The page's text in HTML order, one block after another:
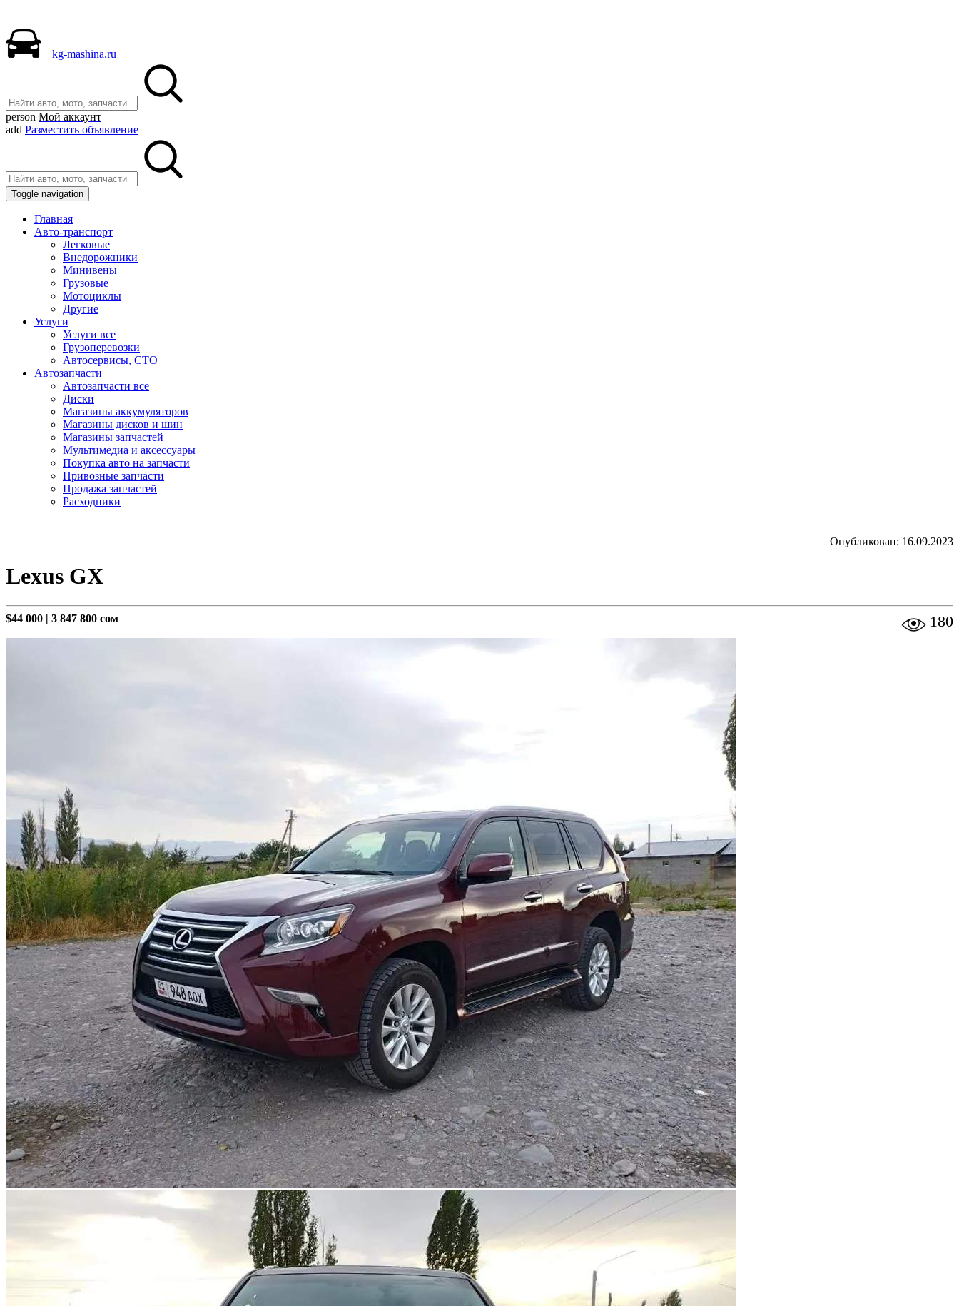
kg-mashina.ru
person Мой аккаунт
add Разместить объявление
Toggle navigation
Главная
Авто-транспорт
Легковые
Внедорожники
Минивены
Грузовые
Мотоциклы
Другие
Услуги
Услуги все
Грузоперевозки
Автосервисы, СТО
Автозапчасти
Автозапчасти все
Диски
Магазины аккумуляторов
Магазины дисков и шин
Магазины запчастей
Мультимедиа и аксессуары
Покупка авто на запчасти
Привозные запчасти
Продажа запчастей
Расходники
Опубликован: 16.09.2023
Lexus GX
$44 000 | 3 847 800 сом 180